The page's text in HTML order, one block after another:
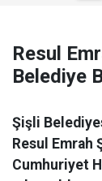
Resul
Belediye
Şişli
Resul
Cumhuriyet